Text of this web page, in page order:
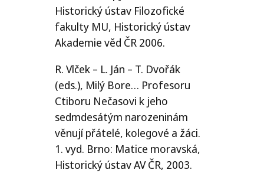
Historický ústav Filozofické
fakulty MU, Historický ústav
Akademie věd ČR 2006.
R. Vlček – L. Ján – T. Dvořák
(eds.), Milý Bore… Profesoru
Ctiboru Nečasovi k jeho
sedmdesátým narozeninám
věnují přátelé, kolegové a žáci.
1. vyd. Brno: Matice moravská,
Historický ústavAVČR, 2003.